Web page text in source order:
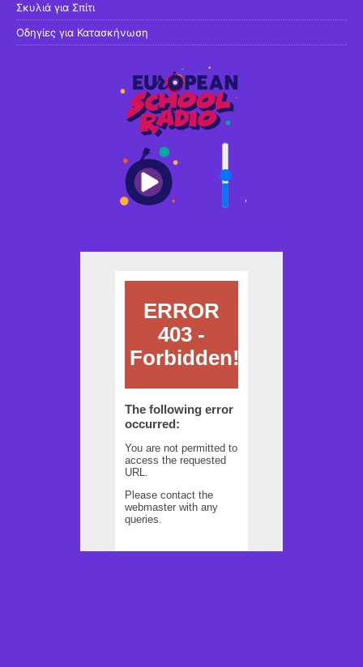
Σκυλιά για Σπίτι
Οδηγίες για Κατασκήνωση
'